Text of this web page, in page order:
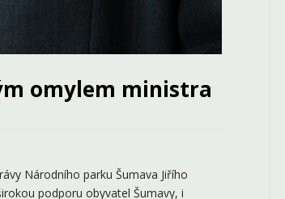
omylem ministra
Národního parku Šumava Jiřího
podporu obyvatel Šumavy, i